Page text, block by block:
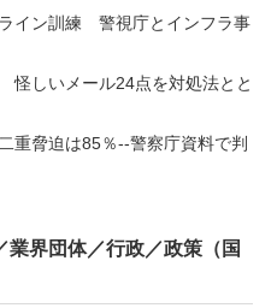
イン訓練 警視庁とインフラ事
怪しいメール24点を対処法とと
重脅迫は85％--警察庁資料で判
界団体／行政／政策（国